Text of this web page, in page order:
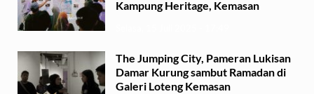
Kampung Heritage, Kemasan
The Jumping City, Pameran Lukisan
Damar Kurung sambut Ramadan di
Galeri Loteng Kemasan